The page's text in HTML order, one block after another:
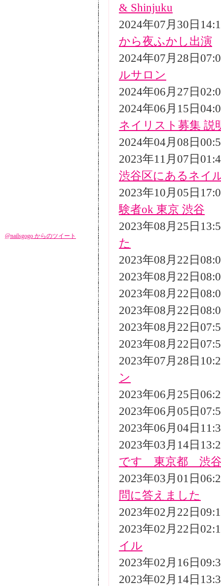
& Shinjuku
2024年07月30日
から夜ふかし出演
2024年07月28日
ルサロン
2024年06月27日
2024年06月15日
ネイリスト募集 説
2024年04月08日
2023年11月07日
渋谷区にあるネイ
2023年10月05日
験者ok 東京 渋谷
2023年08月25日
た
2023年08月22日
2023年08月22日
2023年08月22日
2023年08月22日
2023年08月22日
2023年08月22日
2023年07月28日
ン
2023年06月25日
2023年06月05日
2023年06月04日
2023年03月14日
です 東京都 渋
2023年03月01日
問に答えました
2023年02月22日
2023年02月22日
イル
2023年02月16日
2023年02月14日
@nailsgogo からのツイート